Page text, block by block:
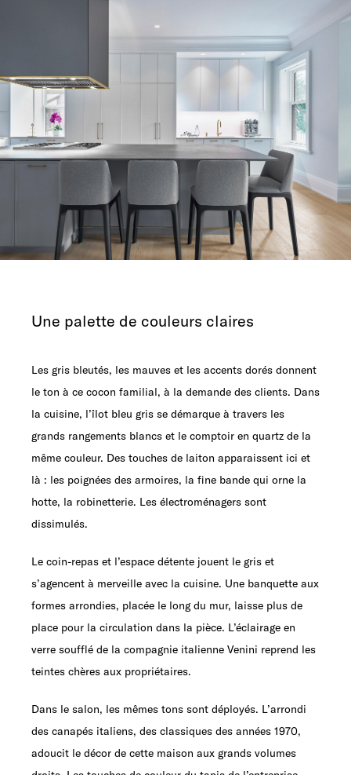
Une palette de couleurs claires
Les gris bleutés, les mauves et les accents dorés donnent
le ton à ce cocon familial, à la demande des clients. Dans
la cuisine, l’îlot bleu gris se démarque à travers les
grands rangements blancs et le comptoir en quartz de la
même couleur. Des touches de laiton apparaissent ici et
là : les poignées des armoires, la fine bande qui orne la
hotte, la robinetterie. Les électroménagers sont
dissimulés.
Le coin-repas et l’espace détente jouent le gris et
s’agencent à merveille avec la cuisine. Une banquette aux
formes arrondies, placée le long du mur, laisse plus de
place pour la circulation dans la pièce. L’éclairage en
verre soufflé de la compagnie italienne Venini reprend les
teintes chères aux propriétaires.
Dans le salon, les mêmes tons sont déployés. L’arrondi
des canapés italiens, des classiques des années 1970,
adoucit le décor de cette maison aux grands volumes